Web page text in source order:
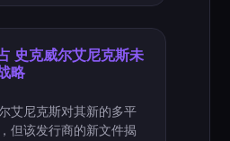
史克威尔艾尼克斯未
略
艾尼克斯对其新的多平
但该发行商的新文件揭